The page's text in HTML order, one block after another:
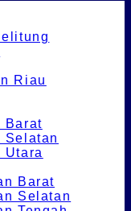
Riau
Barat
Selatan
Utara
Barat
Selatan